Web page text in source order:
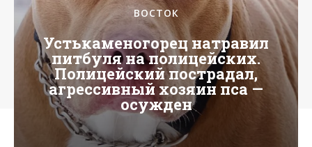
ВОСТОК
Устькаменогорец натравил
питбуля на полицейских.
Полицейский пострадал,
агрессивный хозяин пса —
осужден